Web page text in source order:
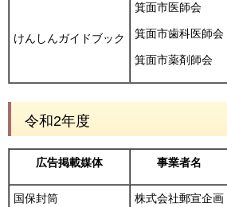
けんしんガイドブック
箕面市医師会
箕面市歯科医師会
箕面市薬剤師会
令和2年度
広告掲載媒体 事業者名
国保封筒 株式会社郵宣企画